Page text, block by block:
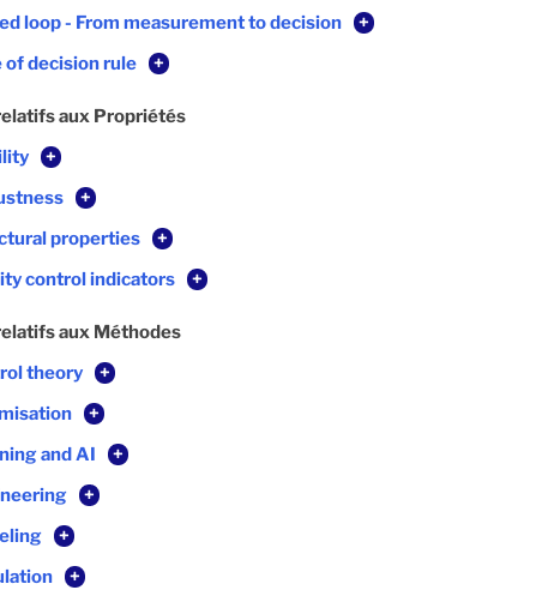
loop - From measurement to decision
+
of decision rule
+
aux Propriétés
+
+
properties
+
control indicators
+
aux Méthodes
theory
+
+
and AI
+
+
+
+